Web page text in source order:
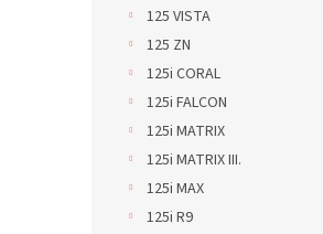
125 VISTA
125 ZN
125i CORAL
125i FALCON
125i MATRIX
125i MATRIX III.
125i MAX
125i R9